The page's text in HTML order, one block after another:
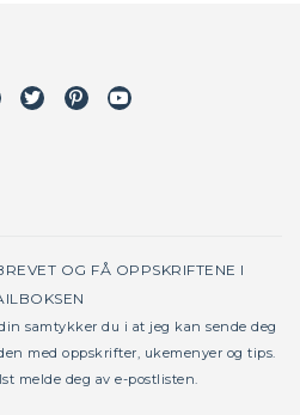
TwitterPinterestYoutube
OG FÅ OPPSKRIFTENE I
samtykker du i at jeg kan sende deg
med oppskrifter, ukemenyer og tips.
melde deg av e-postlisten.